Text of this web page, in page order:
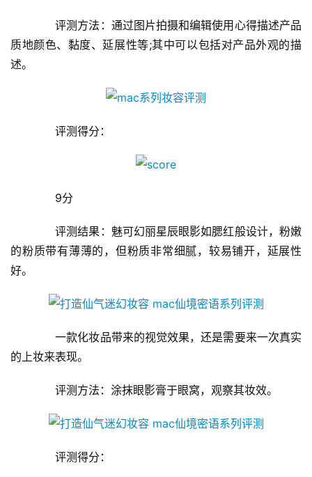
评测方法：通过图片拍摄和编辑使用心得描述产品
质地颜色、黏度、延展性等;其中可以包括对产品外观的描
述。
评测得分：
9分
评测结果：魅可幻丽星辰眼影如腮红般设计，粉嫩
的粉质带有薄薄的，但粉质非常细腻，较易铺开，延展性
好。
一款化妆品带来的视觉效果，还是需要来一次真实
的上妆来表现。
评测方法：涂抹眼影膏于眼窝，观察其妆效。
评测得分：